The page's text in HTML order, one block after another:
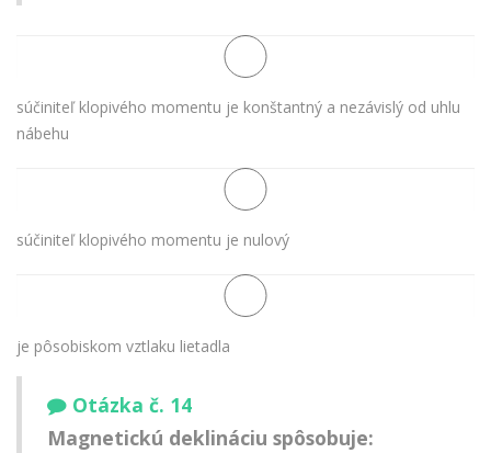
súčiniteľ klopivého momentu je konštantný a nezávislý od uhlu
nábehu
súčiniteľ klopivého momentu je nulový
je pôsobiskom vztlaku lietadla
Otázka č. 14
Magnetickú deklináciu spôsobuje: